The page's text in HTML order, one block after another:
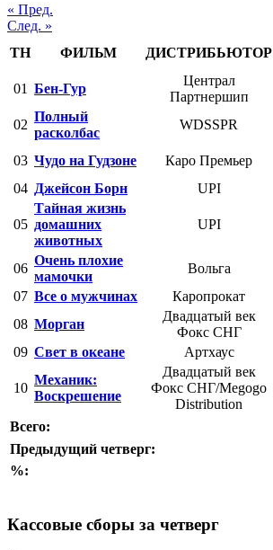
« Пред.
След. »
ТН
ФИЛЬМ ДИСТРИБЬЮТОР
01 Бен-Гур
Централ
Партнершип
02
Полный
расколбас
WDSSPR
03 Чудо на Гудзоне Каро Премьер
04 Джейсон Борн UPI
05
Тайная жизнь
домашних
животных
UPI
06
Очень плохие
мамочки
Вольга
07 Все о мужчинах Каропрокат
08 Морган
Двадцатый век
Фокс СНГ
09 Свет в океане Артхаус
10
Механик:
Воскрешение
Двадцатый век
Фокс СНГ/Megogo
Distribution
Всего:
Предыдущий четверг:
%:
Кассовые сборы за четверг